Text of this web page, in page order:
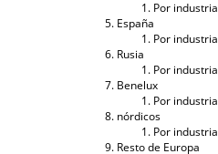
Por industria
España
Por industria
Rusia
Por industria
Benelux
Por industria
nórdicos
Por industria
Resto de Europa